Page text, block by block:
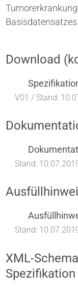
Basisdatensatzes.
Download
V01 / Stand:
Stand:
Stand:
XML-
Spezifikation